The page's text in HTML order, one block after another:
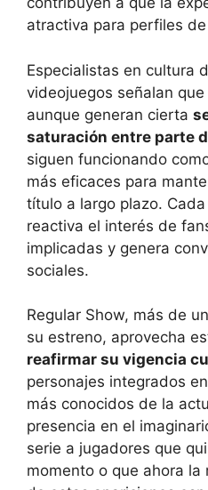
atractiva para perfiles
Especialistas en cultura
videojuegos señalan
aunque generan cierta
saturación entre parte
siguen funcionando
más eficaces para
título a largo plazo.
reactiva el interés de
implicadas y genera
sociales.
Regular Show, más de
su estreno, aprovecha
reafirmar su vigencia
personajes integrados
más conocidos de la
presencia en el
serie a jugadores que
momento o que ahora